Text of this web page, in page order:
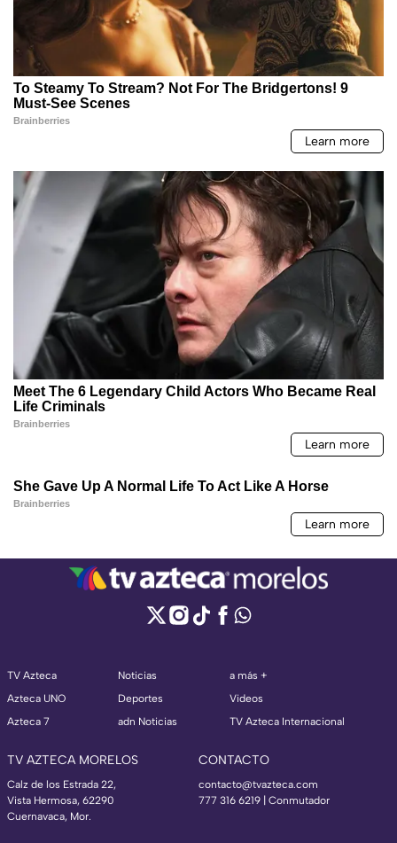
TV Azteca
Azteca UNO
Azteca 7
Noticias
Deportes
adn Noticias
a más +
Videos
TV Azteca Internacional
TV AZTECA MORELOS
Calz de los Estrada 22,
Vista Hermosa, 62290
Cuernavaca, Mor.
CONTACTO
contacto@tvazteca.com
777 316 6219 | Conmutador